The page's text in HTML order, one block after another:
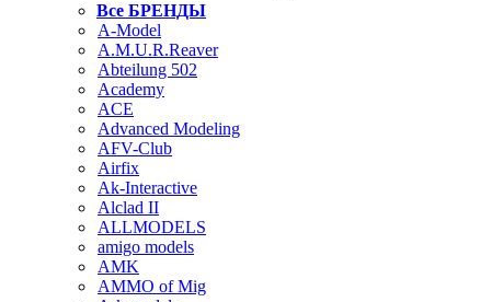
Все БРЕНДЫ
A-Model
A.M.U.R.Reaver
Abteilung 502
Academy
ACE
Advanced Modeling
AFV-Club
Airfix
Ak-Interactive
Alclad II
ALLMODELS
amigo models
AMK
AMMO of Mig